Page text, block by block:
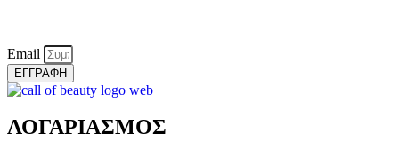
Email
ΕΓΓΡΑΦΗ
ΛΟΓΑΡΙΑΣΜΟΣ